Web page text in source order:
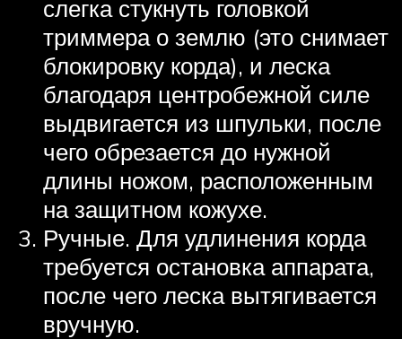
слегка стукнуть головкой
триммера о землю (это снимает
блокировку корда), и леска
благодаря центробежной силе
выдвигается из шпульки, после
чего обрезается до нужной
длины ножом, расположенным
на защитном кожухе.
Ручные. Для удлинения корда
требуется остановка аппарата,
после чего леска вытягивается
вручную.